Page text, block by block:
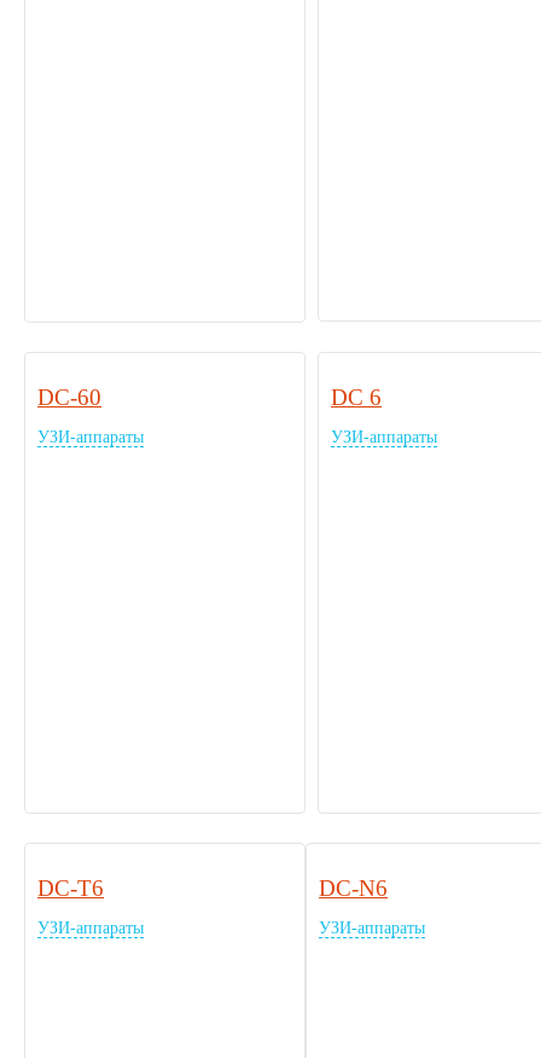
DC-60
УЗИ-аппараты
DC 6
УЗИ-аппараты
DC-T6
УЗИ-аппараты
DC-N6
УЗИ-аппараты